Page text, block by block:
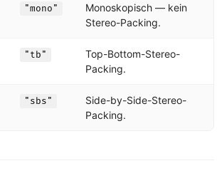
"mono"
Monoskopisch — kein
Stereo-Packing.
"tb"
Top-Bottom-Stereo-
Packing.
"sbs"
Side-by-Side-Stereo-
Packing.